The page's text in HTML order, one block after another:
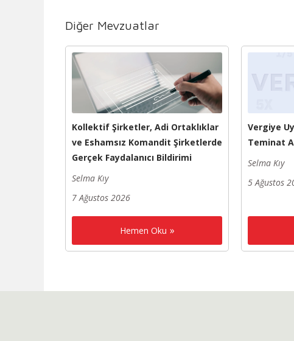
Diğer Mevzuatlar
Kollektif Şirketler, Adi Ortaklıklar
ve Eshamsız Komandit Şirketlerde
Gerçek Faydalanıcı Bildirimi
Selma Kıy
7 Ağustos 2026
Hemen Oku
Vergiye
Teminat
Selma Kıy
5 Ağustos